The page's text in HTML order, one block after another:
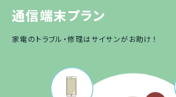
通信端末プラン
家電のトラブル・修理はサイサンがお助け！